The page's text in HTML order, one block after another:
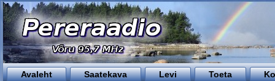
Avaleht Saatekava Levi Toeta